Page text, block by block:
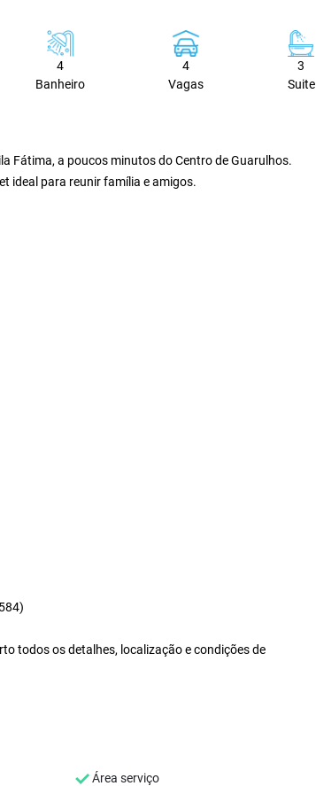
4
Banheiro
4
Vagas
3
Suite
Fátima, a poucos minutos do Centro de Guarulhos.
ideal para reunir família e amigos.
todos os detalhes, localização e condições de
Área serviço